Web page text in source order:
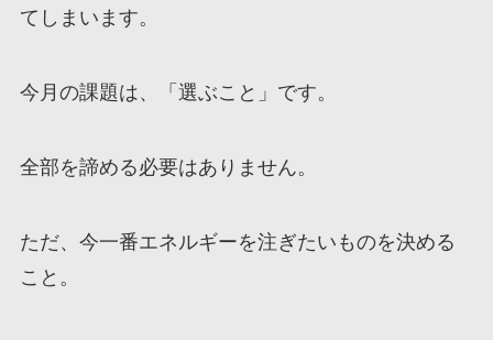
てしまいます。
今月の課題は、「選ぶこと」です。
全部を諦める必要はありません。
ただ、今一番エネルギーを注ぎたいものを決める
こと。